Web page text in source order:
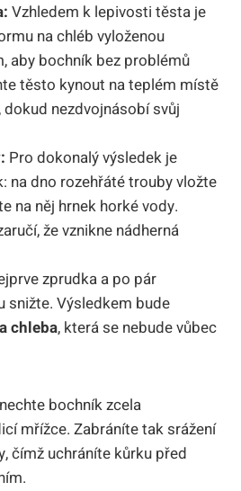
Vzhledem k lepivosti těsta je
na chléb vyloženou
aby bochník bez problémů
těsto kynout na teplém místě
nezdvojnásobí svůj
Pro dokonalý výsledek je
na dno rozehřáté trouby vložte
na něj hrnek horké vody.
že vznikne nádherná
zprudka a po pár
snižte. Výsledkem bude
chleba, která se nebude vůbec
bochník zcela
mřížce. Zabráníte tak srážení
čímž uchráníte kůrku před